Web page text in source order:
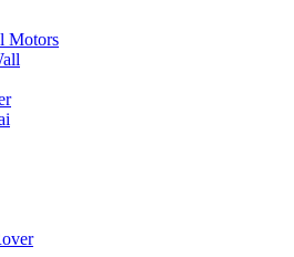
Motors